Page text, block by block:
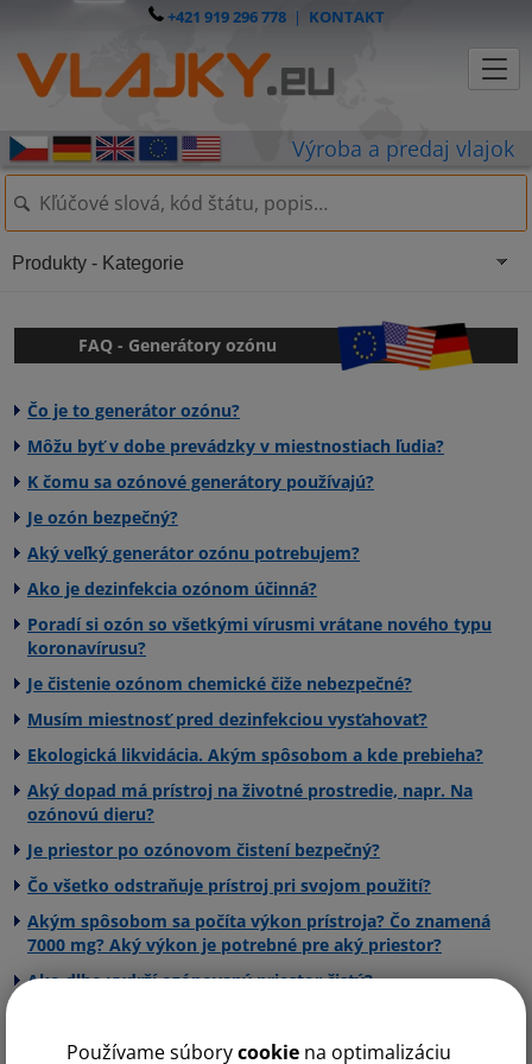
Používame súborycookie na optimalizáciu
+421 919 296 778| KONTAKT
FAQ - Generátory ozónu
Čo je to generátor ozónu?
Môžu byť v dobe prevádzky v miestnostiach ľudia?
K čomu sa ozónové generátory používajú?
Ordinácie doktorov, čakárne a lekárne - odstráni
baktérie a vírusy
Suterény a pivnice - odstráni plesne a zápach
Automobily - odstráni zápach z cigariet, plesne z
klimatizácie a zápach z vlhkosti
Pôsobí proti alergiam, zabíja baktérie a peľe
Odstraňuje zápach dymu a cigaret
Odstraňuje pachy domácích zvierat
Odstraňuje zápach odpadkov
Je ozón bezpečný?
Aký veľký generátor ozónu potrebujem?
Grey 30000
Ako je dezinfekcia ozónom účinná?
Poradí si ozón so všetkými vírusmi vrátane nového typu
koronavírusu?
Je čistenie ozónom chemické čiže nebezpečné?
Musím miestnosť pred dezinfekciou vysťahovať?
Ekologická likvidácia. Akým spôsobom a kde prebieha?
Aký dopad má prístroj na životné prostredie, napr. Na
ozónovú dieru?
Je priestor po ozónovom čistení bezpečný?
Čo všetko odstraňuje prístroj pri svojom použití?
Akým spôsobom sa počíta výkon prístroja? Čo znamená
7000 mg? Aký výkon je potrebné pre aký priestor?
Ako dlho vydrží ozónovaný priestor čistý?
podmienky?
Produkty - Kategorie